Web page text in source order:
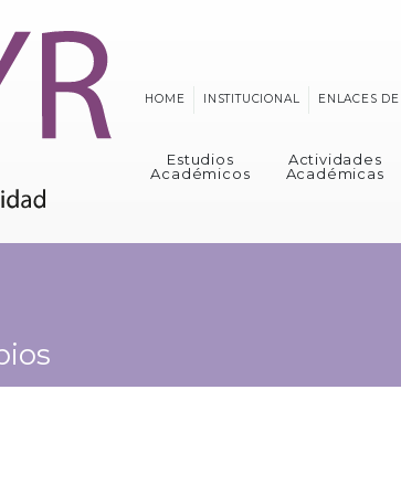
HOME INSTITUCIONAL ENLACES
Estudios
Académicos
Actividades
Académicas